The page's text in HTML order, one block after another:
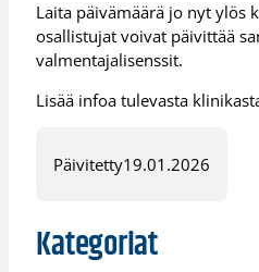
Laita päivämäärä jo nyt ylös
osallistujat voivat päivittää
valmentajalisenssit.
Lisää infoa tulevasta
Päivitetty19.01.2026
Kategoriat